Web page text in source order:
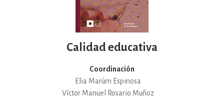
Calidad educativa
Coordinación
Elia Marúm Espinosa
Víctor Manuel Rosario Muñoz